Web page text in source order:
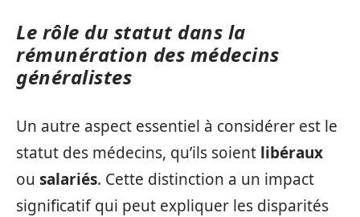
Le rôle du statut dans la
rémunération des médecins
généralistes
Un autre aspect essentiel à considérer est le
statut des médecins, qu’ils soient libéraux
ou salariés. Cette distinction a un impact
significatif qui peut expliquer les disparités